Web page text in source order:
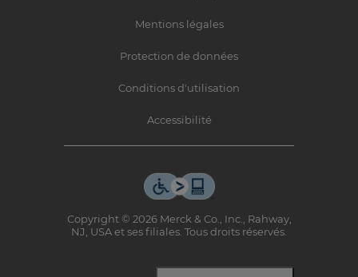
Mentions légales
Protection de données
Conditions d'utilisation
Accessibilité
Copyright © 2026 Merck & Co., Inc., Rahway,
NJ, USA et ses filiales. Tous droits réservés.